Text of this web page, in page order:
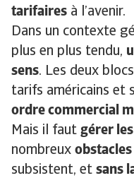
tarifaires à l’avenir.
Dans un contexte
plus en plus tendu,
sens. Les deux
tarifs américains et
ordre commercial
Mais il faut gérer
nombreux
subsistent, et sans